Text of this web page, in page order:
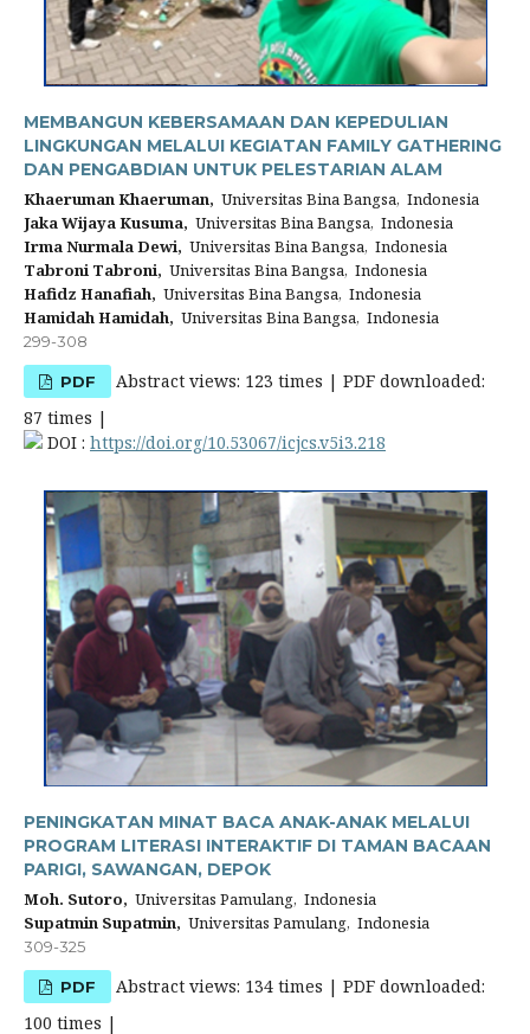
MEMBANGUN KEBERSAMAAN DAN KEPEDULIAN
LINGKUNGAN MELALUI KEGIATAN FAMILY GATHERING
DAN PENGABDIAN UNTUK PELESTARIAN ALAM
Khaeruman Khaeruman, Universitas Bina Bangsa, Indonesia
Jaka Wijaya Kusuma, Universitas Bina Bangsa, Indonesia
Irma Nurmala Dewi, Universitas Bina Bangsa, Indonesia
Tabroni Tabroni, Universitas Bina Bangsa, Indonesia
Hafidz Hanafiah, Universitas Bina Bangsa, Indonesia
Hamidah Hamidah, Universitas Bina Bangsa, Indonesia
299-308
PDF
Abstract views: 123 times | PDF downloaded:
87 times |
DOI : https://doi.org/10.53067/icjcs.v5i3.218
PENINGKATAN MINAT BACA ANAK-ANAK MELALUI
PROGRAM LITERASI INTERAKTIF DI TAMAN BACAAN
PARIGI, SAWANGAN, DEPOK
Moh. Sutoro, Universitas Pamulang, Indonesia
Supatmin Supatmin, Universitas Pamulang, Indonesia
309-325
PDF
Abstract views: 134 times | PDF downloaded:
100 times |